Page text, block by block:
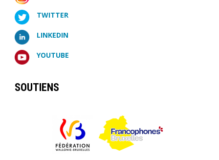
TWITTER
LINKEDIN
YOUTUBE
SOUTIENS